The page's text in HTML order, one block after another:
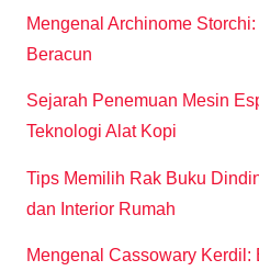
Mengenal Archinome
Beracun
Sejarah Penemuan Mesin
Teknologi Alat Kopi
Tips Memilih Rak Buku
dan Interior Rumah
Mengenal Cassowary Kerdil: